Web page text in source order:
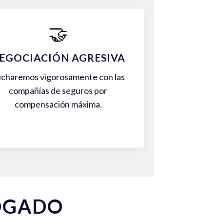
🤝
AGRESIVA
vigorosamente con las
compañías de seguros por
compensación máxima.